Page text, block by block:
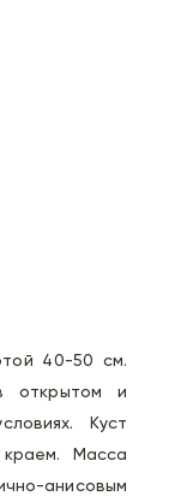
40-50 см.
открытом и
Куст
краем. Масса
анисовым